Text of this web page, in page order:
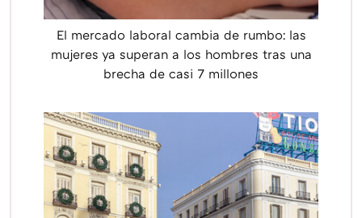
El mercado laboral cambia de rumbo: las
mujeres ya superan a los hombres tras una
brecha de casi 7 millones